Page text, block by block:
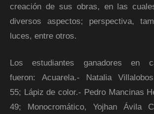
creación de sus obras, en las
diversos aspectos; perspectiva,
luces, entre otros.
Los estudiantes ganadores en
fueron: Acuarela.- Natalia
55; Lápiz de color.- Pedro Mancinas
49; Monocromático, Yojhan Ávila